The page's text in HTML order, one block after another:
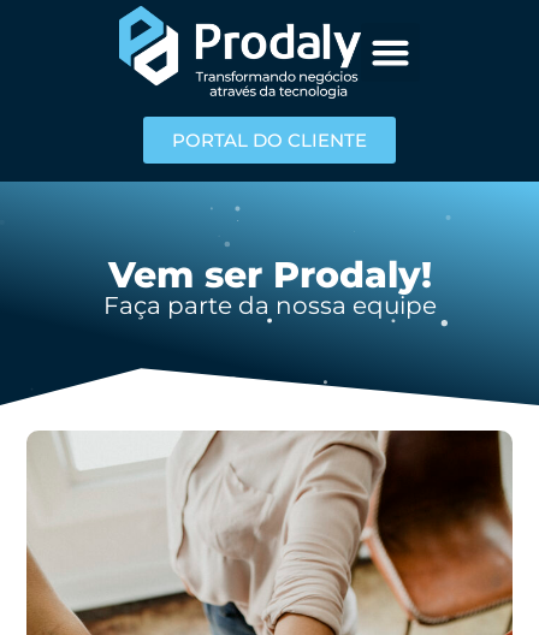
PORTAL DO CLIENTE
Vem ser Prodaly!
Faça parte da nossa equipe